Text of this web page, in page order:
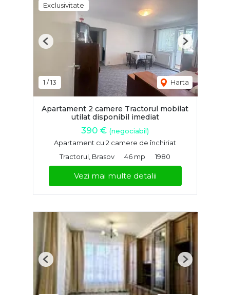
Exclusivitate
1 /13 Harta
Previous Next
Apartament 2 camere Tractorul mobilat
utilat disponibil imediat
390 € (negociabil)
Apartament cu 2 camere de închiriat
Tractorul, Brasov
46 mp 1980
Vezi mai multe detalii
Previous Next